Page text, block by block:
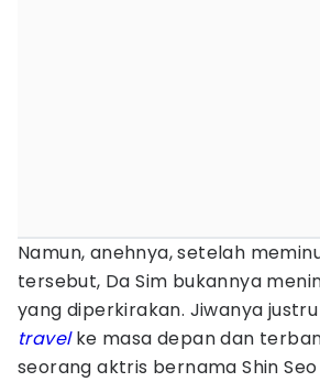
Namun, anehnya, setelah
tersebut, Da Sim bukannya
yang diperkirakan. Jiwanya
travel ke masa depan dan
seorang aktris bernama Shin Seo